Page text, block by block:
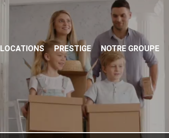
LOCATIONS PRESTIGE NOTRE GROUPE